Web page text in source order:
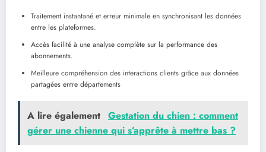
Traitement instantané et erreur minimale en synchronisant les données
entre les plateformes.
Accès facilité à une analyse complète sur la performance des
abonnements.
Meilleure compréhension des interactions clients grâce aux données
partagées entre départements
A lire également Gestation du chien : comment
gérer une chienne qui s’apprête à mettre bas ?